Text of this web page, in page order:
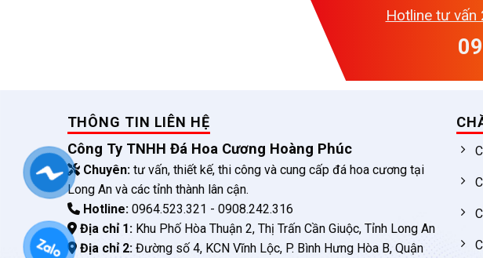
Hotline tư vấn
THÔNG TIN LIÊN HỆ
Công Ty TNHH Đá Hoa Cương Hoàng Phúc
Chuyên:tư vấn, thiết kế, thi công và cung cấp đá hoa cương tại
Long An và các tỉnh thành lân cận.
Hotline:0964.523.321 - 0908.242.316
Địa chỉ 1:Khu Phố Hòa Thuận 2, Thị Trấn Cần Giuộc, Tỉnh Long An
Địa chỉ 2:Đường số 4, KCN Vĩnh Lộc, P. Bình Hưng Hòa B, Quận